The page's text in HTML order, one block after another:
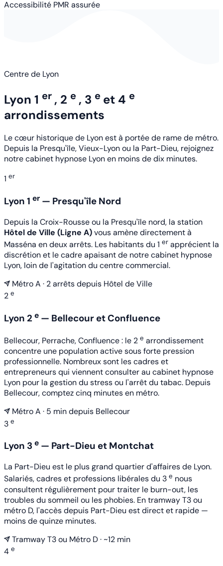
Accessibilité PMR assurée
Centre de Lyon
Lyon 1 er , 2 e , 3 e et 4 e
arrondissements
Le cœur historique de Lyon est à portée de rame de métro.
Depuis la Presqu'île, Vieux-Lyon ou la Part-Dieu, rejoignez
notre cabinet hypnose Lyon en moins de dix minutes.
1 er
Lyon 1 er — Presqu'île Nord
Depuis la Croix-Rousse ou la Presqu'île nord, la station
Hôtel de Ville (Ligne A)vous amène directement à
Masséna en deux arrêts. Les habitants du 1 er apprécient la
discrétion et le cadre apaisant de notre cabinet hypnose
Lyon, loin de l'agitation du centre commercial.
Métro A · 2 arrêts depuis Hôtel de Ville
2 e
Lyon 2 e — Bellecour et Confluence
Bellecour, Perrache, Confluence : le 2 e arrondissement
concentre une population active sous forte pression
professionnelle. Nombreux sont les cadres et
entrepreneurs qui viennent consulter au cabinet hypnose
Lyon pour la gestion du stress ou l'arrêt du tabac. Depuis
Bellecour, comptez cinq minutes en métro.
Métro A · 5 min depuis Bellecour
3 e
Lyon 3 e — Part-Dieu et Montchat
La Part-Dieu est le plus grand quartier d'affaires de Lyon.
Salariés, cadres et professions libérales du 3 e nous
consultent régulièrement pour traiter le burn-out, les
troubles du sommeil ou les phobies. En tramway T3 ou
métro D, l'accès depuis Part-Dieu est direct et rapide —
moins de quinze minutes.
Tramway T3 ou Métro D · ~12 min
4 e